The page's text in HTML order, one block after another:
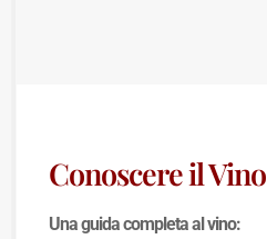
Conoscere il Vino
Una guida completa al vino: